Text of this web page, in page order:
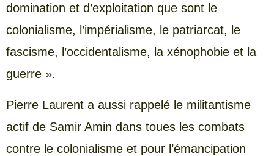
domination et d’exploitation que sont le
colonialisme, l’impérialisme, le patriarcat, le
fascisme, l’occidentalisme, la xénophobie et la
guerre ».
Pierre Laurent a aussi rappelé le militantisme
actif de Samir Amin dans toues les combats
contre le colonialisme et pour l’émancipation